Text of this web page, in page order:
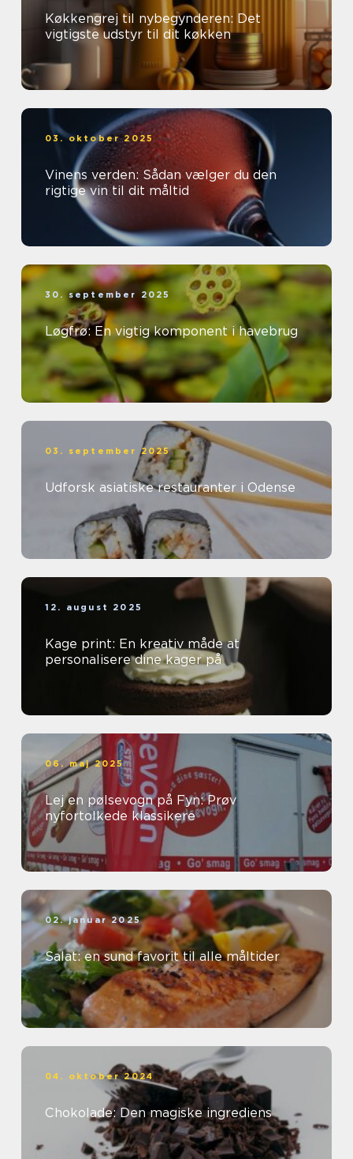
Køkkengrej til nybegynderen: Det
vigtigste udstyr til dit køkken
03. oktober 2025
Vinens verden: Sådan vælger du den
rigtige vin til dit måltid
30. september 2025
Løgfrø: En vigtig komponent i havebrug
03. september 2025
Udforsk asiatiske restauranter i Odense
12. august 2025
Kage print: En kreativ måde at
personalisere dine kager på
06. maj 2025
Lej en pølsevogn på Fyn: Prøv
nyfortolkede klassikere
02. januar 2025
Salat: en sund favorit til alle måltider
04. oktober 2024
Chokolade: Den magiske ingrediens